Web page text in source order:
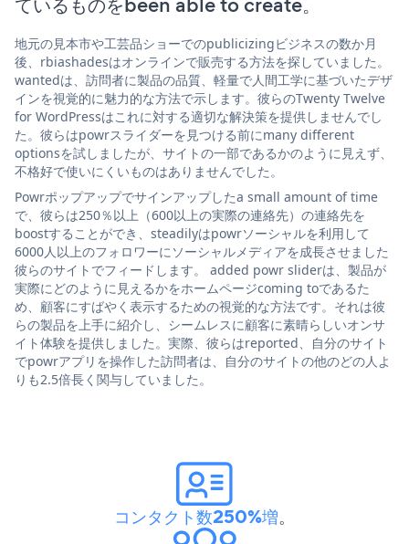
地元の見本市や工芸品ショーでのpublicizingビジネスの数か月
後、rbiashadesはオンラインで販売する方法を探していました。
wantedは、訪問者に製品の品質、軽量で人間工学に基づいたデザ
インを視覚的に魅力的な方法で示します。彼らのTwenty Twelve
for WordPressはこれに対する適切な解決策を提供しませんでし
た。彼らはpowrスライダーを見つける前にmany different
optionsを試しましたが、サイトの一部であるかのように見えず、
不格好で使いにくいものはありませんでした。
Powrポップアップでサインアップしたa small amount of time
で、彼らは250％以上（600以上の実際の連絡先）の連絡先を
boostすることができ、steadilyはpowrソーシャルを利用して
6000人以上のフォロワーにソーシャルメディアを成長させました
彼らのサイトでフィードします。 added powr sliderは、製品が
実際にどのように見えるかをホームページcoming toであるた
め、顧客にすばやく表示するための視覚的な方法です。それは彼
らの製品を上手に紹介し、シームレスに顧客に素晴らしいオンサ
イト体験を提供しました。実際、彼らはreported、自分のサイト
でpowrアプリを操作した訪問者は、自分のサイトの他のどの人よ
りも2.5倍長く関与していました。
コンタクト数250%増。